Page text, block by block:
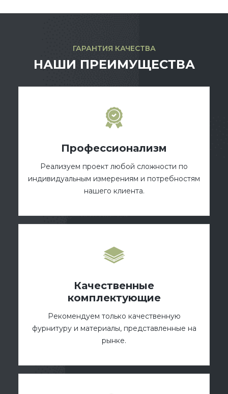
ГАРАНТИЯ КАЧЕСТВА
НАШИ ПРЕИМУЩЕСТВА
Профессионализм
Реализуем проект любой сложности по
индивидуальным измерениям и потребностям
нашего клиента.
Качественные
комплектующие
Рекомендуем только качественную
фурнитуру и материалы, представленные на
рынке.